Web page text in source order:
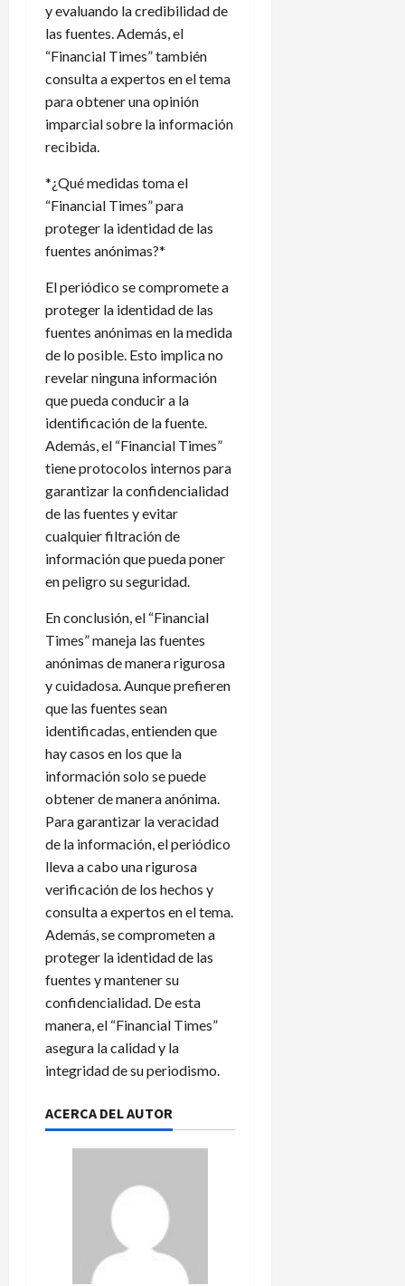
y evaluando la credibilidad de
las fuentes. Además, el
“Financial Times” también
consulta a expertos en el tema
para obtener una opinión
imparcial sobre la información
recibida.
*¿Qué medidas toma el
“Financial Times” para
proteger la identidad de las
fuentes anónimas?*
El periódico se compromete a
proteger la identidad de las
fuentes anónimas en la medida
de lo posible. Esto implica no
revelar ninguna información
que pueda conducir a la
identificación de la fuente.
Además, el “Financial Times”
tiene protocolos internos para
garantizar la confidencialidad
de las fuentes y evitar
cualquier filtración de
información que pueda poner
en peligro su seguridad.
En conclusión, el “Financial
Times” maneja las fuentes
anónimas de manera rigurosa
y cuidadosa. Aunque prefieren
que las fuentes sean
identificadas, entienden que
hay casos en los que la
información solo se puede
obtener de manera anónima.
Para garantizar la veracidad
de la información, el periódico
lleva a cabo una rigurosa
verificación de los hechos y
consulta a expertos en el tema.
Además, se comprometen a
proteger la identidad de las
fuentes y mantener su
confidencialidad. De esta
manera, el “Financial Times”
asegura la calidad y la
integridad de su periodismo.
ACERCA DEL AUTOR